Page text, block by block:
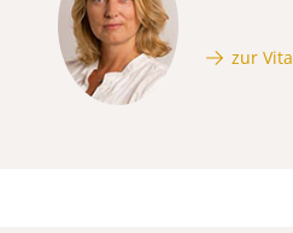
zur Vita